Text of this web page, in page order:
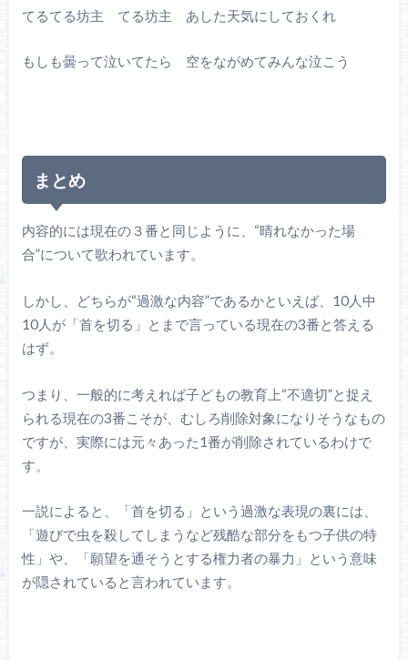
てるてる坊主 てる坊主 あした天気にしておくれ
もしも曇って泣いてたら 空をながめてみんな泣こう
まとめ
内容的には現在の３番と同じように、“晴れなかった場
合”について歌われています。
しかし、どちらが“過激な内容”であるかといえば、10人中
10人が「首を切る」とまで言っている現在の3番と答える
はず。
つまり、一般的に考えれば子どもの教育上“不適切”と捉え
られる現在の3番こそが、むしろ削除対象になりそうなもの
ですが、実際には元々あった1番が削除されているわけで
す。
一説によると、「首を切る」という過激な表現の裏には、
「遊びで虫を殺してしまうなど残酷な部分をもつ子供の特
性」や、「願望を通そうとする権力者の暴力」という意味
が隠されていると言われています。